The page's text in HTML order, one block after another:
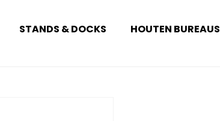
STANDS & DOCKS HOUTEN BUREAUS